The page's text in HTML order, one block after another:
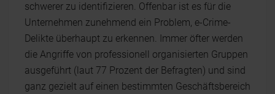
schwerer zu identifizieren. Offenbar ist es für die
Unternehmen zunehmend ein Problem, e-Crime-
Delikte überhaupt zu erkennen. Immer öfter werden
die Angriffe von professionell organisierten Gruppen
ausgeführt (laut 77 Prozent der Befragten) und sind
ganz gezielt auf einen bestimmten Geschäftsbereich